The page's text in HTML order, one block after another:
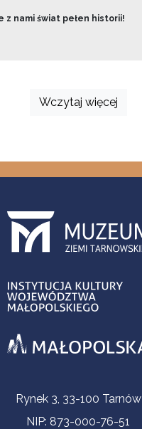
z nami świat pełen historii!
Wczytaj więcej
Rynek 3, 33-100 Tarnów
NIP: 873-000-76-51